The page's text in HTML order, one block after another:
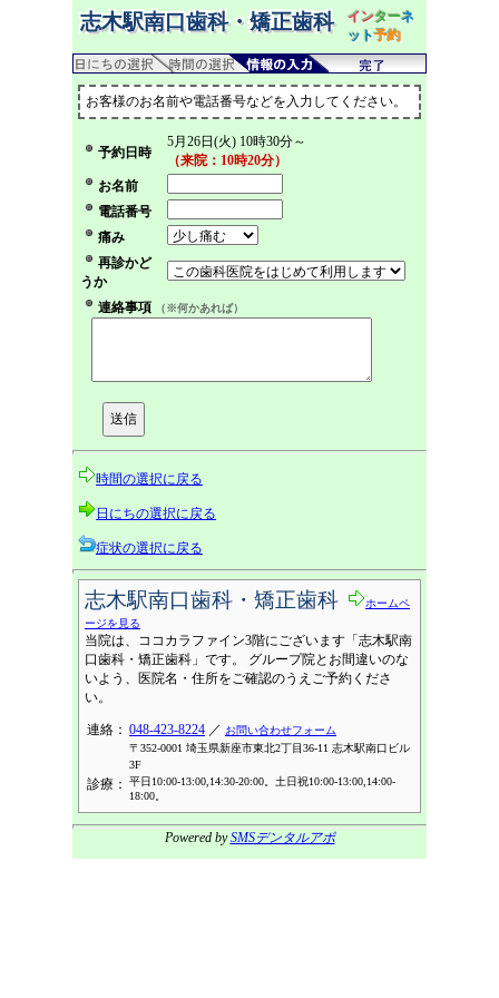
志木駅南口歯科・矯正歯科 インターネ
ット予約
お客様のお名前や電話番号などを入力してください。
予約日時
5月26日(火) 10時30分～
（来院：10時20分）
お名前
電話番号
痛み
再診かど
うか
連絡事項
（※何かあれば）
時間の選択に戻る
日にちの選択に戻る
症状の選択に戻る
志木駅南口歯科・矯正歯科
ホームペ
ージを見る
当院は、ココカラファイン3階にございます「志木駅南
口歯科・矯正歯科」です。 グループ院とお間違いのな
いよう、医院名・住所をご確認のうえご予約くださ
い。
連絡： 048-423-8224 ／ お問い合わせフォーム
〒352-0001 埼玉県新座市東北2丁目36-11 志木駅南口ビル
3F
診療：
平日10:00-13:00,14:30-20:00。土日祝10:00-13:00,14:00-
18:00。
Powered bySMSデンタルアポ